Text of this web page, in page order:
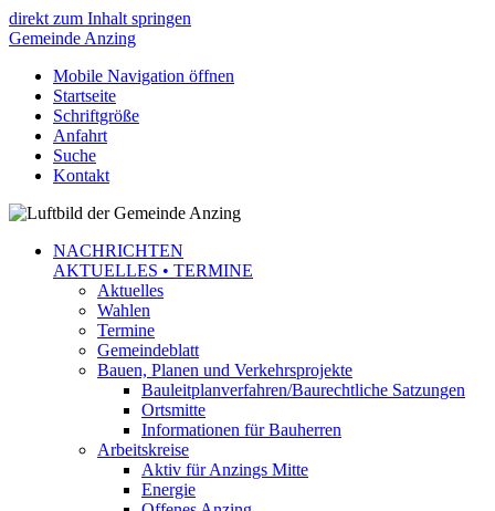
direkt zum Inhalt springen
Gemeinde Anzing
Mobile Navigation öffnen
Startseite
Schriftgröße
Anfahrt
Suche
Kontakt
NACHRICHTEN
AKTUELLES • TERMINE
Aktuelles
Wahlen
Termine
Gemeindeblatt
Bauen, Planen und Verkehrsprojekte
Bauleitplanverfahren/Baurechtliche Satzungen
Ortsmitte
Informationen für Bauherren
Arbeitskreise
Aktiv für Anzings Mitte
Energie